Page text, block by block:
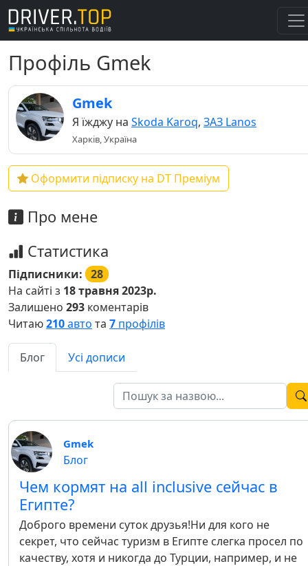
Профіль Gmek
Gmek
Я їжджу на Skoda Karoq, ЗАЗ Lanos
Харків, Україна
Оформити підписку на DT Преміум
Про мене
Статистика
Підписники: 28
На сайті з 18 травня 2023р.
Залишено 293 коментарів
Читаю210авто та 7 профілів
Блог Усі дописи
Gmek
Блог
Чем кормят на all inclusive сейчас в
Египте?
Доброго времени суток друзья!Ни для кого не
секрет, что сейчас туризм в Египте слегка просел по
качеству, хотя и никогда до Турции, например, и не